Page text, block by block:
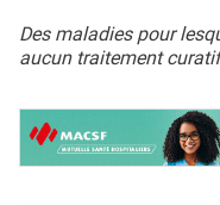
Des maladies pour
aucun traitement